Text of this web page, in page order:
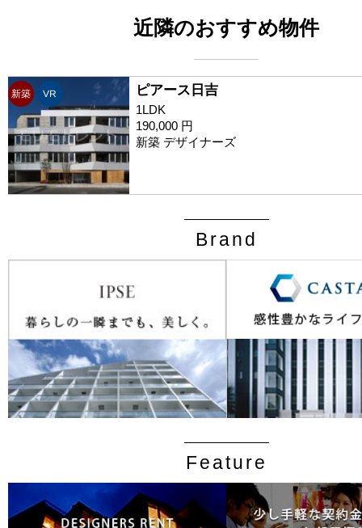
近隣のおすすめ物件
新築 VR ピアース日吉
1LDK
190,000 円
新築 デザイナーズ
Brand
Feature